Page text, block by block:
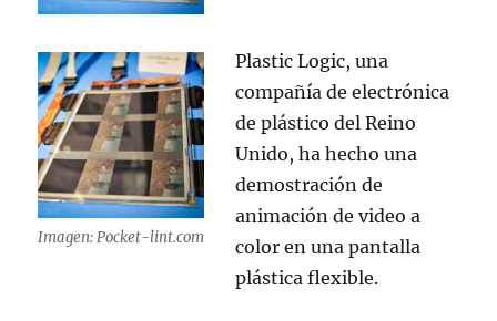
Imagen: Pocket-lint.com
Plastic Logic, una
compañía de electrónica
de plástico del Reino
Unido, ha hecho una
demostración de
animación de video a
color en una pantalla
plástica flexible.